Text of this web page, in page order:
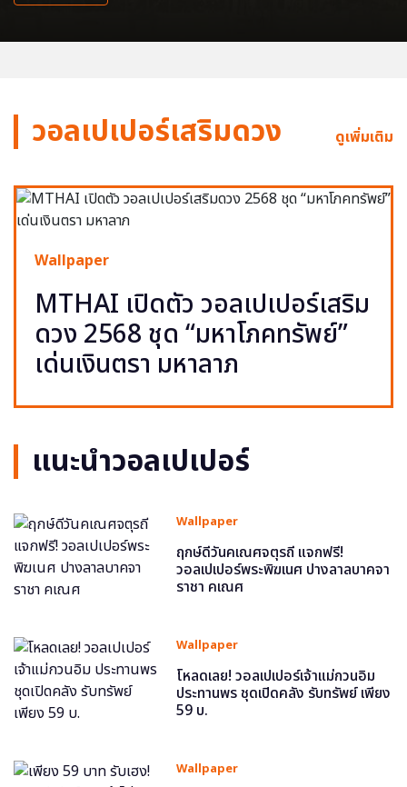
วอลเปเปอร์เสริมดวง ดูเพิ่มเติม
Wallpaper
MTHAI เปิดตัว วอลเปเปอร์เสริม
ดวง 2568 ชุด “มหาโภคทรัพย์”
เด่นเงินตรา มหาลาภ
แนะนำวอลเปเปอร์
Wallpaper
ฤกษ์ดีวันคเณศจตุรถี แจกฟรี!
วอลเปเปอร์พระพิฆเนศ ปางลาลบาคจา
ราชา คเณศ
Wallpaper
โหลดเลย! วอลเปเปอร์เจ้าแม่กวนอิม
ประทานพร ชุดเปิดคลัง รับทรัพย์ เพียง
59 บ.
Wallpaper